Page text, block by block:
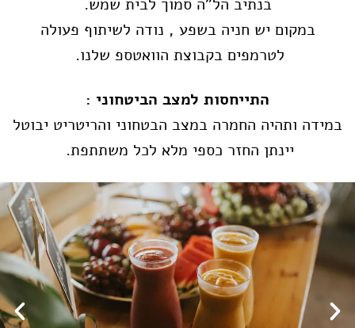
בנתיב הל"ה סמוך לבית שמש.
במקום יש חניה בשפע , נודה לשיתוף פעולה
לטרמפים בקבוצת הוואטספ שלנו.
התייחסות למצב הביטחוני :
במידה ותהיה החמרה במצב הבטחוני והריטריט יבוטל
יינתן החזר כספי מלא לכל משתתפת.